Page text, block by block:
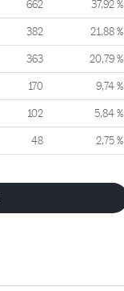
662 37,92 %
382 21,88 %
363 20,79 %
170 9,74 %
102 5,84 %
48 2,75 %